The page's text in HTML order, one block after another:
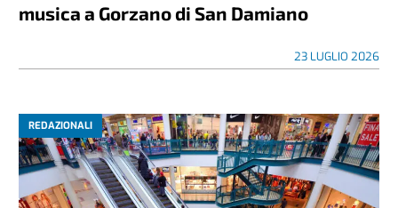
musica a Gorzano di San Damiano
23 LUGLIO 2026
REDAZIONALI